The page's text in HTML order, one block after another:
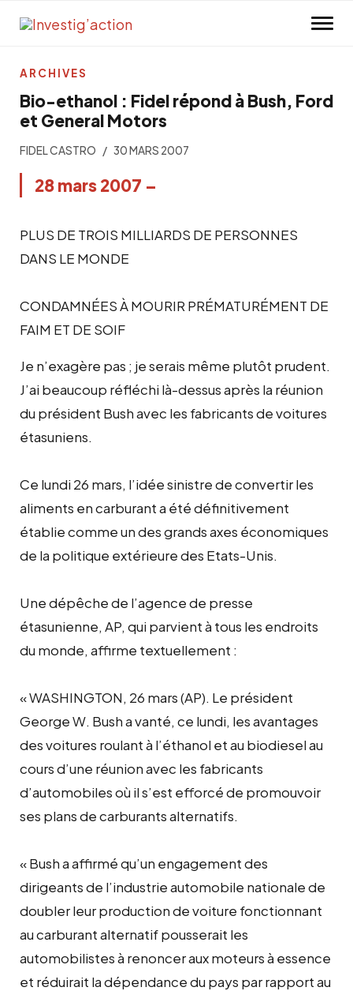
Bio-ethanol : Fidel répond à Bush, Ford
et General Motors
FIDEL CASTRO 30 MARS 2007
28 mars 2007 –
PLUS DE TROIS MILLIARDS DE PERSONNES
DANS LE MONDE
CONDAMNÉES À MOURIR PRÉMATURÉMENT DE
FAIM ET DE SOIF
Je n’exagère pas ; je serais même plutôt prudent.
J’ai beaucoup réfléchi là-dessus après la réunion
du président Bush avec les fabricants de voitures
étasuniens.
Ce lundi 26 mars, l’idée sinistre de convertir les
aliments en carburant a été définitivement
établie comme un des grands axes économiques
de la politique extérieure des Etats-Unis.
Une dépêche de l’agence de presse
étasunienne, AP, qui parvient à tous les endroits
du monde, affirme textuellement :
« WASHINGTON, 26 mars (AP). Le président
George W. Bush a vanté, ce lundi, les avantages
des voitures roulant à l’éthanol et au biodiesel au
cours d’une réunion avec les fabricants
d’automobiles où il s’est efforcé de promouvoir
ses plans de carburants alternatifs.
« Bush a affirmé qu’un engagement des
dirigeants de l’industrie automobile nationale de
doubler leur production de voiture fonctionnant
au carburant alternatif pousserait les
automobilistes à renoncer aux moteurs à essence
et réduirait la dépendance du pays par rapport au
ARCHIVES